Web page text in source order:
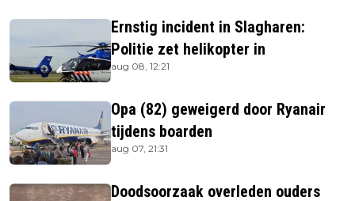
Ernstig incident in Slagharen:
Politie zet helikopter in
aug 08, 12:21
Opa (82) geweigerd door Ryanair
tijdens boarden
aug 07, 21:31
Doodsoorzaak overleden ouders